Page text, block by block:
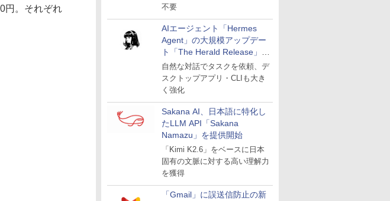
不要
AIエージェント「Hermes
Agent」の大規模アップデー
ト「The Herald Release」が
公開
自然な対話でタスクを依頼、デ
スクトップアプリ・CLIも大き
く強化
Sakana AI、日本語に特化し
たLLM API「Sakana
Namazu」を提供開始
「Kimi K2.6」をベースに日本
固有の文脈に対する高い理解力
を獲得
「Gmail」に誤送信防止の新
円。それぞれ